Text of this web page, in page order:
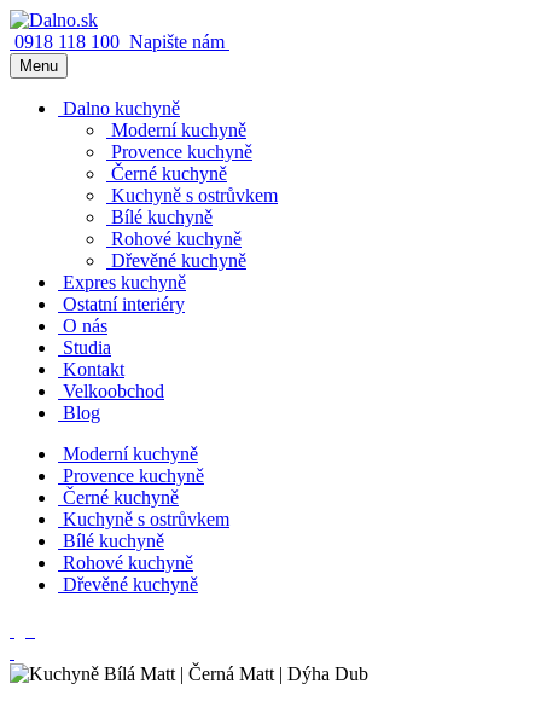
0918 118 100 Napište nám
Menu
Dalno kuchyně
Moderní kuchyně
Provence kuchyně
Černé kuchyně
Kuchyně s ostrůvkem
Bílé kuchyně
Rohové kuchyně
Dřevěné kuchyně
Expres kuchyně
Ostatní interiéry
O nás
Studia
Kontakt
Velkoobchod
Blog
Moderní kuchyně
Provence kuchyně
Černé kuchyně
Kuchyně s ostrůvkem
Bílé kuchyně
Rohové kuchyně
Dřevěné kuchyně